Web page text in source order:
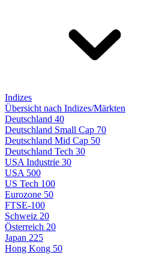
Indizes
Übersicht nach Indizes/Märkten
Deutschland 40
Deutschland Small Cap 70
Deutschland Mid Cap 50
Deutschland Tech 30
USA Industrie 30
USA 500
US Tech 100
Eurozone 50
FTSE-100
Schweiz 20
Österreich 20
Japan 225
Hong Kong 50